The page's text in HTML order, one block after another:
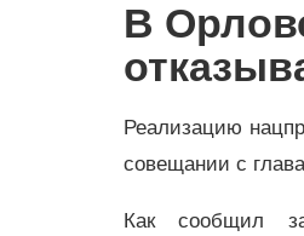
В
Реализацию
совещании с
Как сообщил